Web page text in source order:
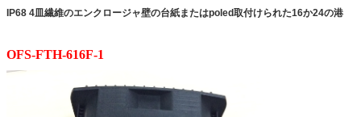
IP68 4皿繊維のエンクロージャ壁の台紙またはpoled取付けられた16か24の港
OFS-FTH-616F-1